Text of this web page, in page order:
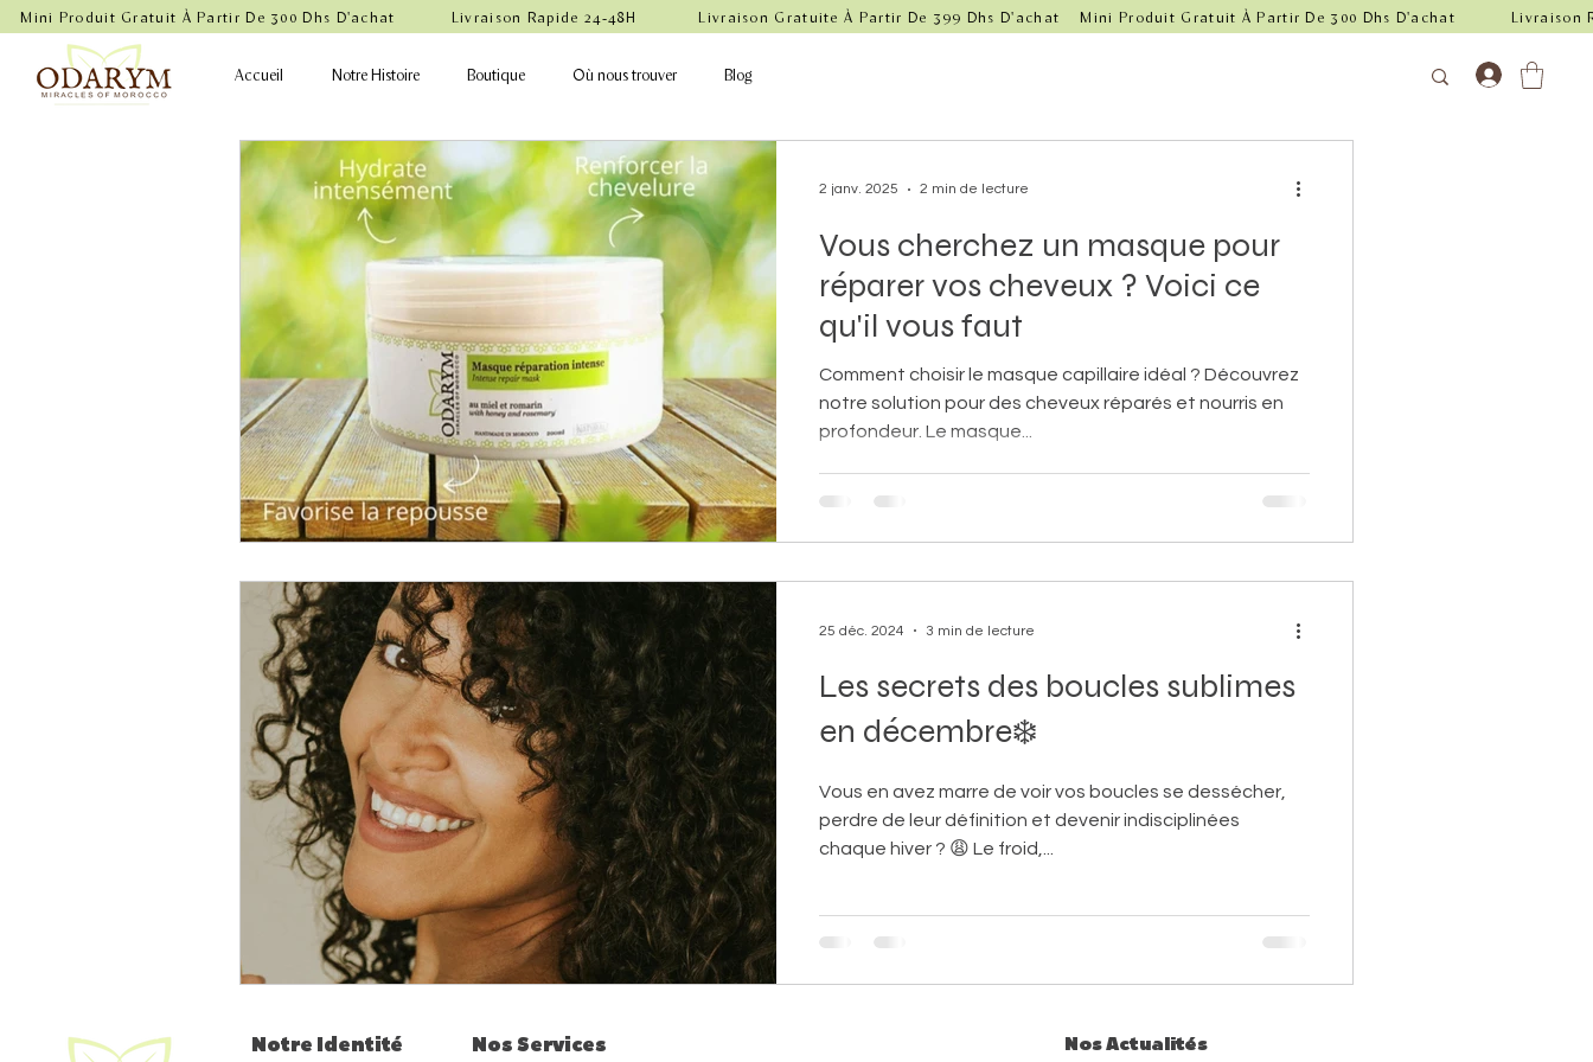
    Mini Produit Gratuit À Partir De 300 Dhs D'achat           Livraison Rapide 24-48H            Livraison Gratuite À Partir De 399 Dhs D'achat
Accueil Notre Histoire Boutique Où nous trouver Blog
Vous cherchez un masque pour
réparer vos cheveux ? Voici ce
qu'il vous faut
Comment choisir le masque capillaire idéal ? Découvrez
notre solution pour des cheveux réparés et nourris en
profondeur. Le masque...
2 janv. 2025 2 min de lecture
Les secrets des boucles sublimes
en décembre❄️
Vous en avez marre de voir vos boucles se dessécher,
perdre de leur définition et devenir indisciplinées
chaque hiver ? 😩 Le froid,...
25 déc. 2024 3 min de lecture
Notre Identité Nos Services Nos Actualités